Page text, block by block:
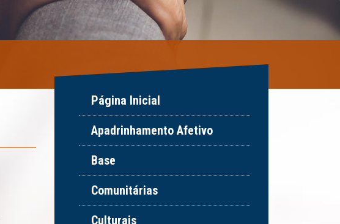
Página Inicial
Apadrinhamento Afetivo
Base
Comunitárias
Culturais